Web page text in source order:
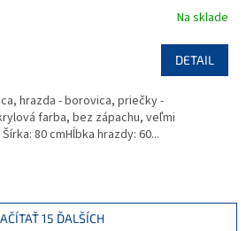
Na sklade
DETAIL
hrazda - borovica, priečky -
farba, bez zápachu, veľmi
80 cmHĺbka hrazdy: 60...
15 ĎALŠÍCH